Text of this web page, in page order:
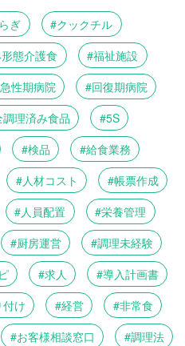
ぎ
クックチル
態介護食
福祉施設
急性期病院
回復期病院
理済み食品
5S
検品
給食業務
人材コスト
帳票作成
人員配置
栄養管理
厨房運営
調理未経験
求人
導入計画書
け 経営
非常食
お客様相談窓口 調理法